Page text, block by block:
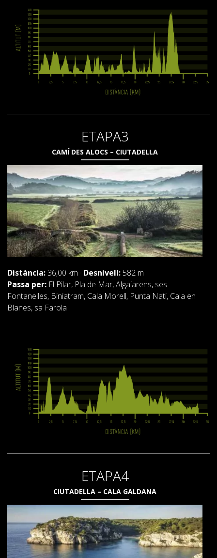
ETAPA3
CAMÍ DES ALOCS – CIUTADELLA
Distància: 36,00 km · Desnivell: 582 m
Passa per: El Pilar, Pla de Mar, Algaiarens, ses
Fontanelles, Biniatram, Cala Morell, Punta Nati, Cala en
Blanes, sa Farola
ETAPA4
CIUTADELLA – CALA GALDANA